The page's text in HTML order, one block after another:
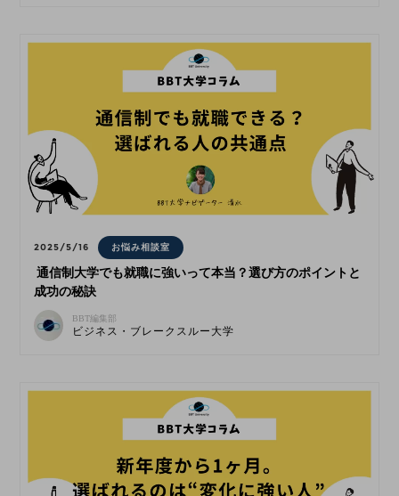
2025/5/16 お悩み相談室
通信制大学でも就職に強いって本当？選び方のポイントと
成功の秘訣
BBT編集部
ビジネス・ブレークスルー大学